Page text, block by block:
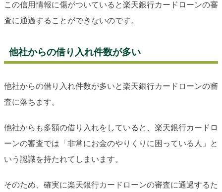
この信用情報に傷がついていると楽天銀行カードローンの審
査に通過することができないのです。
他社からの借り入れ件数が多い
他社からの借り入れ件数が多いと楽天銀行カードローンの審
査に落ちます。
他社からも多額の借り入れをしていると、楽天銀行カードロ
ーンの審査では「非常にお金のやりくりに困っている人」と
いう認識を持たれてしまいます。
そのため、確実に楽天銀行カードローンの審査に通過するた